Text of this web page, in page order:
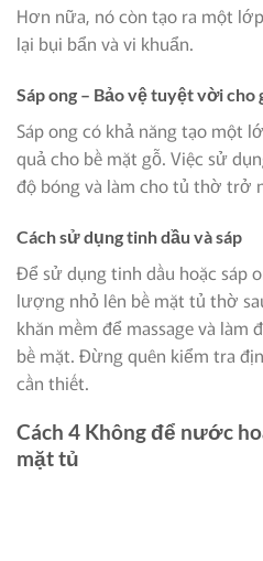
Hơn nữa, nó còn tạo ra một
lại bụi bẩn và vi khuẩn.
Sáp ong – Bảo vệ tuyệt vời cho
Sáp ong có khả năng tạo một
quả cho bề mặt gỗ. Việc sử
độ bóng và làm cho tủ thờ trở
Cách sử dụng tinh dầu và sáp
Để sử dụng tinh dầu hoặc sáp
lượng nhỏ lên bề mặt tủ thờ
khăn mềm để massage và
bề mặt. Đừng quên kiểm tra
cần thiết.
Cách 4 Không để nước
mặt tủ